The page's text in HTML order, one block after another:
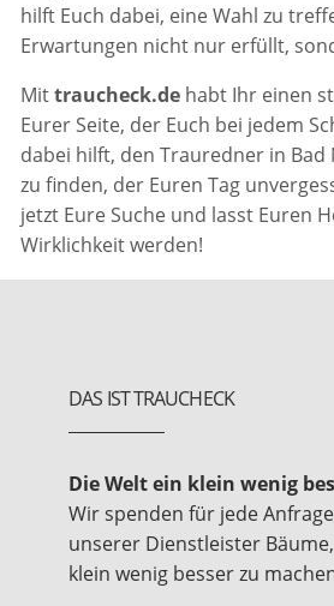
hilft Euch dabei, eine Wahl zu
Erwartungen nicht nur erfüllt,
Mittraucheck.de habt Ihr einen
Eurer Seite, der Euch bei jedem
dabei hilft, den Trauredner in
zu finden, der Euren Tag
jetzt Eure Suche und lasst Euren
Wirklichkeit werden!
DAS IST TRAUCHECK
Die Welt ein klein wenig
Wir spenden für jede
unserer Dienstleister
klein wenig besser zu